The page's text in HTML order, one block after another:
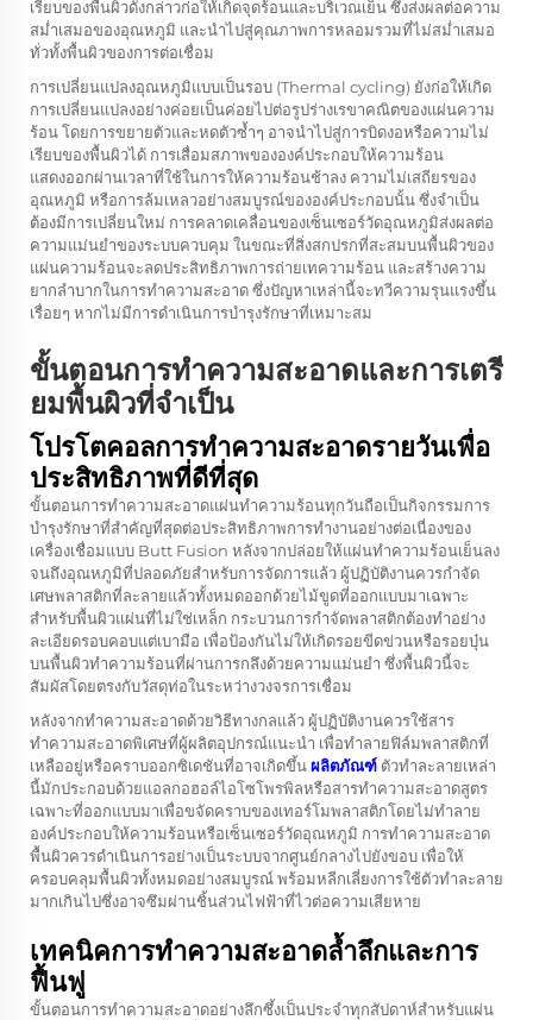
เรียบของพื้นผิวดังกล่าวก่อให้เกิดจุดร้อนและบริเวณเย็น ซึ่งส่งผลต่อความ
สม่ำเสมอของอุณหภูมิ และนำไปสู่คุณภาพการหลอมรวมที่ไม่สม่ำเสมอ
ทั่วทั้งพื้นผิวของการต่อเชื่อม
การเปลี่ยนแปลงอุณหภูมิแบบเป็นรอบ (Thermal cycling) ยังก่อให้เกิด
การเปลี่ยนแปลงอย่างค่อยเป็นค่อยไปต่อรูปร่างเรขาคณิตของแผ่นความ
ร้อน โดยการขยายตัวและหดตัวซ้ำๆ อาจนำไปสู่การบิดงอหรือความไม่
เรียบของพื้นผิวได้ การเสื่อมสภาพขององค์ประกอบให้ความร้อน
แสดงออกผ่านเวลาที่ใช้ในการให้ความร้อนช้าลง ความไม่เสถียรของ
อุณหภูมิ หรือการล้มเหลวอย่างสมบูรณ์ขององค์ประกอบนั้น ซึ่งจำเป็น
ต้องมีการเปลี่ยนใหม่ การคลาดเคลื่อนของเซ็นเซอร์วัดอุณหภูมิส่งผลต่อ
ความแม่นยำของระบบควบคุม ในขณะที่สิ่งสกปรกที่สะสมบนพื้นผิวของ
แผ่นความร้อนจะลดประสิทธิภาพการถ่ายเทความร้อน และสร้างความ
ยากลำบากในการทำความสะอาด ซึ่งปัญหาเหล่านี้จะทวีความรุนแรงขึ้น
เรื่อยๆ หากไม่มีการดำเนินการบำรุงรักษาที่เหมาะสม
ขั้นตอนการทำความสะอาดและการเตรี
ยมพื้นผิวที่จำเป็น
โปรโตคอลการทำความสะอาดรายวันเพื่อ
ประสิทธิภาพที่ดีที่สุด
ขั้นตอนการทำความสะอาดแผ่นทำความร้อนทุกวันถือเป็นกิจกรรมการ
บำรุงรักษาที่สำคัญที่สุดต่อประสิทธิภาพการทำงานอย่างต่อเนื่องของ
เครื่องเชื่อมแบบ Butt Fusion หลังจากปล่อยให้แผ่นทำความร้อนเย็นลง
จนถึงอุณหภูมิที่ปลอดภัยสำหรับการจัดการแล้ว ผู้ปฏิบัติงานควรกำจัด
เศษพลาสติกที่ละลายแล้วทั้งหมดออกด้วยไม้ขูดที่ออกแบบมาเฉพาะ
สำหรับพื้นผิวแผ่นที่ไม่ใช่เหล็ก กระบวนการกำจัดพลาสติกต้องทำอย่าง
ละเอียดรอบคอบแต่เบามือ เพื่อป้องกันไม่ให้เกิดรอยขีดข่วนหรือรอยบุ๋น
บนพื้นผิวทำความร้อนที่ผ่านการกลึงด้วยความแม่นยำ ซึ่งพื้นผิวนี้จะ
สัมผัสโดยตรงกับวัสดุท่อในระหว่างวงจรการเชื่อม
หลังจากทำความสะอาดด้วยวิธีทางกลแล้ว ผู้ปฏิบัติงานควรใช้สาร
ทำความสะอาดพิเศษที่ผู้ผลิตอุปกรณ์แนะนำ เพื่อทำลายฟิล์มพลาสติกที่
เหลืออยู่หรือคราบออกซิเดชันที่อาจเกิดขึ้นผลิตภัณฑ์ ตัวทำละลายเหล่า
นี้มักประกอบด้วยแอลกอฮอล์ไอโซโพรพิลหรือสารทำความสะอาดสูตร
เฉพาะที่ออกแบบมาเพื่อขจัดคราบของเทอร์โมพลาสติกโดยไม่ทำลาย
องค์ประกอบให้ความร้อนหรือเซ็นเซอร์วัดอุณหภูมิ การทำความสะอาด
พื้นผิวควรดำเนินการอย่างเป็นระบบจากศูนย์กลางไปยังขอบ เพื่อให้
ครอบคลุมพื้นผิวทั้งหมดอย่างสมบูรณ์ พร้อมหลีกเลี่ยงการใช้ตัวทำละลาย
มากเกินไปซึ่งอาจซึมผ่านชิ้นส่วนไฟฟ้าที่ไวต่อความเสียหาย
เทคนิคการทำความสะอาดล้ำลึกและการ
ฟื้นฟู
ขั้นตอนการทำความสะอาดอย่างลึกซึ้งเป็นประจำทุกสัปดาห์สำหรับแผ่น